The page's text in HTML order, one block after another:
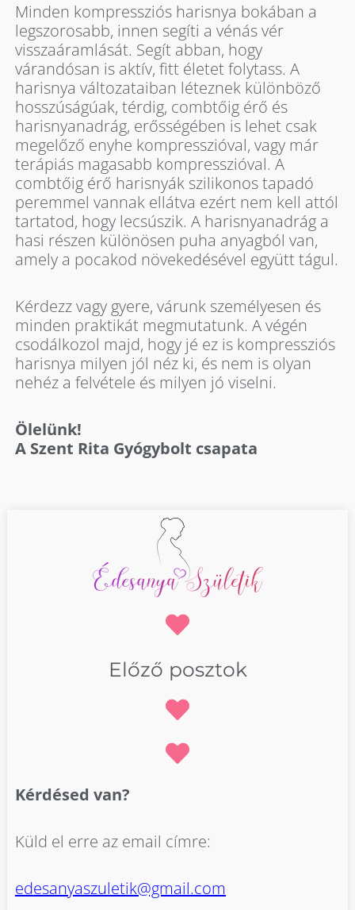
Minden kompressziós harisnya bokában a
legszorosabb, innen segíti a vénás vér
visszaáramlását. Segít abban, hogy
várandósan is aktív, fitt életet folytass. A
harisnya változataiban léteznek különböző
hosszúságúak, térdig, combtőig érő és
harisnyanadrág, erősségében is lehet csak
megelőző enyhe kompresszióval, vagy már
terápiás magasabb kompresszióval. A
combtőig érő harisnyák szilikonos tapadó
peremmel vannak ellátva ezért nem kell attól
tartatod, hogy lecsúszik. A harisnyanadrág a
hasi részen különösen puha anyagból van,
amely a pocakod növekedésével együtt tágul.
Kérdezz vagy gyere, várunk személyesen és
minden praktikát megmutatunk. A végén
csodálkozol majd, hogy jé ez is kompressziós
harisnya milyen jól néz ki, és nem is olyan
nehéz a felvétele és milyen jó viselni.
Ölelünk!
A Szent Rita Gyógybolt csapata
Előző posztok
Kérdésed van?
Küld el erre az email címre:
edesanyaszuletik@gmail.com